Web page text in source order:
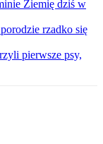
Ziemię dziś w
rzadko się
pierwsze psy,